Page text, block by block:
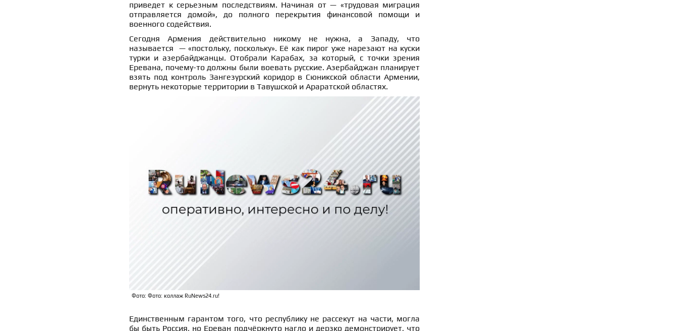
приведет к серьезным последствиям. Начиная от — «трудовая миграция
отправляется домой», до полного перекрытия финансовой помощи и
военного содействия.
Сегодня Армения действительно никому не нужна, а Западу, что
называется — «постольку, поскольку». Её как пирог уже нарезают на куски
турки и азербайджанцы. Отобрали Карабах, за который, с точки зрения
Еревана, почему-то должны были воевать русские. Азербайджан планирует
взять под контроль Зангезурский коридор в Сюникской области Армении,
вернуть некоторые территории в Тавушской и Араратской областях.
Фото: Фото: коллаж RuNews24.ru!
Единственным гарантом того, что республику не рассекут на части, могла
бы быть Россия, но Ереван подчёркнуто нагло и дерзко демонстрирует, что